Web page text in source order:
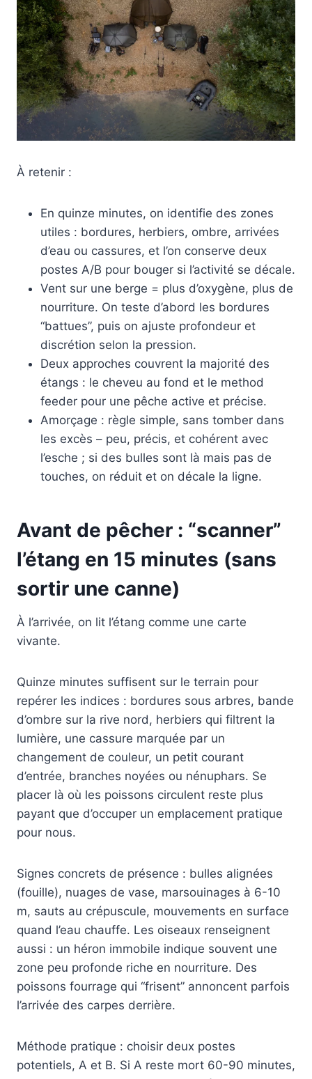
À retenir :
En quinze minutes, on identifie des zones
utiles : bordures, herbiers, ombre, arrivées
d’eau ou cassures, et l’on conserve deux
postes A/B pour bouger si l’activité se décale.
Vent sur une berge = plus d’oxygène, plus de
nourriture. On teste d’abord les bordures
“battues”, puis on ajuste profondeur et
discrétion selon la pression.
Deux approches couvrent la majorité des
étangs : le cheveu au fond et le method
feeder pour une pêche active et précise.
Amorçage : règle simple, sans tomber dans
les excès – peu, précis, et cohérent avec
l’esche ; si des bulles sont là mais pas de
touches, on réduit et on décale la ligne.
Avant de pêcher : “scanner”
l’étang en 15 minutes (sans
sortir une canne)
À l’arrivée, on lit l’étang comme une carte
vivante.
Quinze minutes suffisent sur le terrain pour
repérer les indices : bordures sous arbres, bande
d’ombre sur la rive nord, herbiers qui filtrent la
lumière, une cassure marquée par un
changement de couleur, un petit courant
d’entrée, branches noyées ou nénuphars. Se
placer là où les poissons circulent reste plus
payant que d’occuper un emplacement pratique
pour nous.
Signes concrets de présence : bulles alignées
(fouille), nuages de vase, marsouinages à 6-10
m, sauts au crépuscule, mouvements en surface
quand l’eau chauffe. Les oiseaux renseignent
aussi : un héron immobile indique souvent une
zone peu profonde riche en nourriture. Des
poissons fourrage qui “frisent” annoncent parfois
l’arrivée des carpes derrière.
Méthode pratique : choisir deux postes
potentiels, A et B. Si A reste mort 60-90 minutes,